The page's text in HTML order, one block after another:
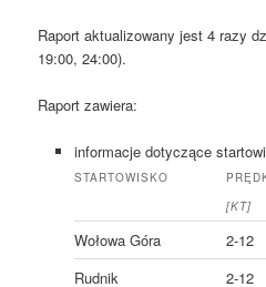
Raport aktualizowany jest 4 razy
19:00, 24:00).
Raport zawiera:
informacje dotyczące
STARTOWISKO
[KT]
Wołowa Góra 2-12
Rudnik
2-12